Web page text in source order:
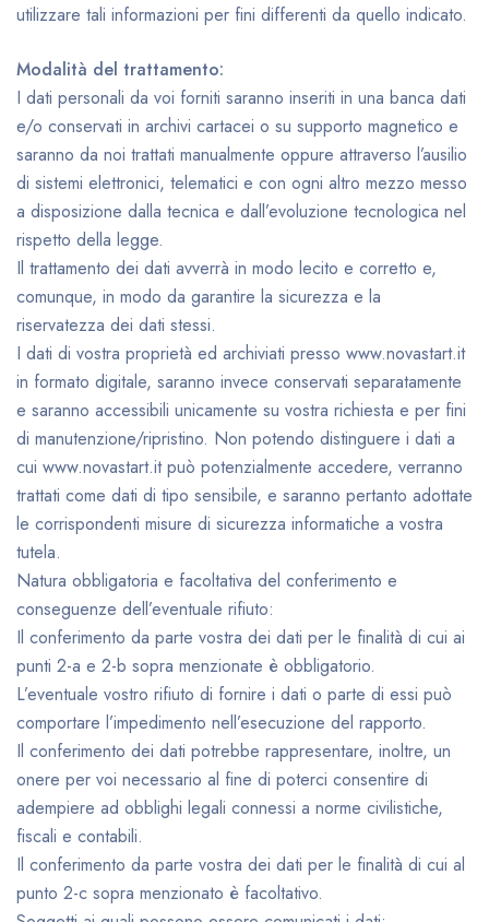
utilizzare tali informazioni per fini differenti da quello indicato.
Modalità del trattamento:
I dati personali da voi forniti saranno inseriti in una banca dati
e/o conservati in archivi cartacei o su supporto magnetico e
saranno da noi trattati manualmente oppure attraverso l’ausilio
di sistemi elettronici, telematici e con ogni altro mezzo messo
a disposizione dalla tecnica e dall’evoluzione tecnologica nel
rispetto della legge.
Il trattamento dei dati avverrà in modo lecito e corretto e,
comunque, in modo da garantire la sicurezza e la
riservatezza dei dati stessi.
I dati di vostra proprietà ed archiviati presso www.novastart.it
in formato digitale, saranno invece conservati separatamente
e saranno accessibili unicamente su vostra richiesta e per fini
di manutenzione/ripristino. Non potendo distinguere i dati a
cui www.novastart.it può potenzialmente accedere, verranno
trattati come dati di tipo sensibile, e saranno pertanto adottate
le corrispondenti misure di sicurezza informatiche a vostra
tutela.
Natura obbligatoria e facoltativa del conferimento e
conseguenze dell’eventuale rifiuto:
Il conferimento da parte vostra dei dati per le finalità di cui ai
punti 2-a e 2-b sopra menzionate è obbligatorio.
L’eventuale vostro rifiuto di fornire i dati o parte di essi può
comportare l’impedimento nell’esecuzione del rapporto.
Il conferimento dei dati potrebbe rappresentare, inoltre, un
onere per voi necessario al fine di poterci consentire di
adempiere ad obblighi legali connessi a norme civilistiche,
fiscali e contabili.
Il conferimento da parte vostra dei dati per le finalità di cui al
punto 2-c sopra menzionato è facoltativo.